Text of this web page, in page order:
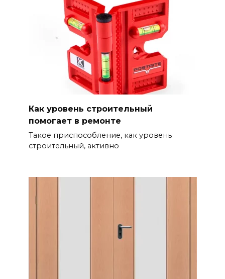
Как уровень строительный
помогает в ремонте
Такое приспособление, как уровень
строительный, активно